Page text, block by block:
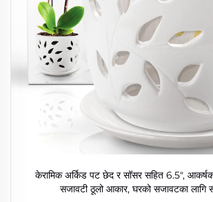
केरामिक अर्किड पट छेद र सॉसर सहित 6.5",
सजावटी ठूलो आकार, घरको सजावटका लागि